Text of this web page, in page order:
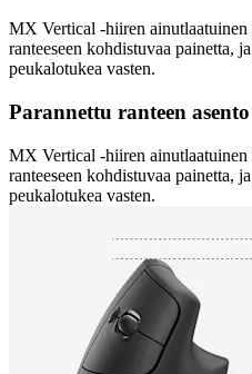
MX Vertical -hiiren ainutlaatuinen
ranteeseen kohdistuvaa painetta,
peukalotukea vasten.
Parannettu ranteen
MX Vertical -hiiren ainutlaatuinen
ranteeseen kohdistuvaa painetta,
peukalotukea vasten.